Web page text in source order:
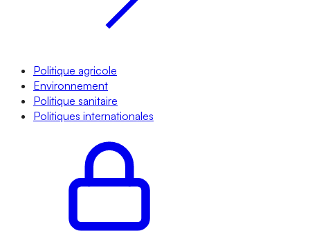
Politique agricole
Environnement
Politique sanitaire
Politiques internationales